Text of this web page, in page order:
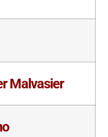
Malvasier